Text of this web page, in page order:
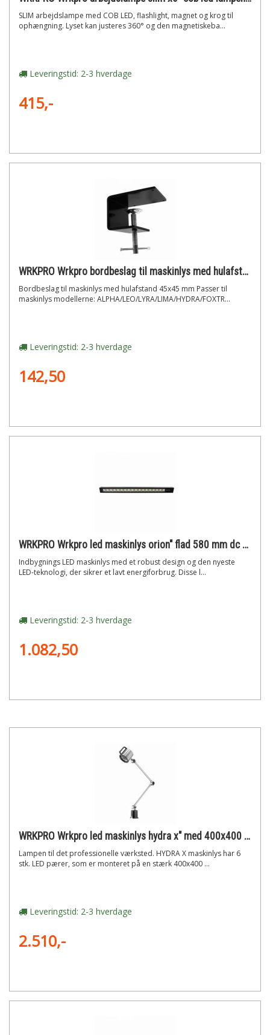
SLIM arbejdslampe med COB LED, flashlight, magnet og krog til
ophængning. Lyset kan justeres 360° og den magnetiskeba...
Leveringstid: 2-3 hverdage
415,-
WRKPRO Wrkpro bordbeslag til maskinlys med hulafstand 45x45 mm
Bordbeslag til maskinlys med hulafstand 45x45 mm Passer til
maskinlys modellerne: ALPHA/LEO/LYRA/LIMA/HYDRA/FOXTR...
Leveringstid: 2-3 hverdage
142,50
WRKPRO Wrkpro led maskinlys orion" flad 580 mm dc 24v"
Indbygnings LED maskinlys med et robust design og den nyeste
LED-teknologi, der sikrer et lavt energiforbrug. Disse l...
Leveringstid: 2-3 hverdage
1.082,50
WRKPRO Wrkpro led maskinlys hydra x" med 400x400 mm arm ac 100v-240v"
Lampen til det professionelle værksted. HYDRA X maskinlys har 6
stk. LED pærer, som er monteret på en stærk 400x400 ...
Leveringstid: 2-3 hverdage
2.510,-